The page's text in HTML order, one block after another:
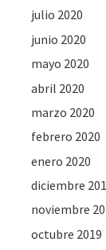
julio 2020
junio 2020
mayo 2020
abril 2020
marzo 2020
febrero 2020
enero 2020
diciembre
noviembre
octubre 2019